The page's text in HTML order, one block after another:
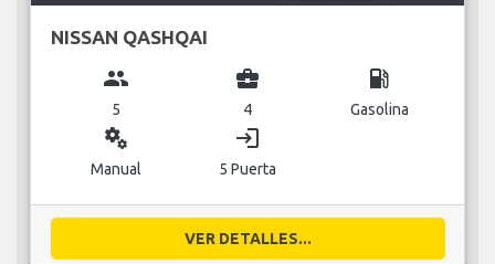
NISSAN QASHQAI
group
5
business_center
4
local_gas_station
Gasolina
miscellaneous_services
Manual
login
5 Puerta
VER DETALLES...